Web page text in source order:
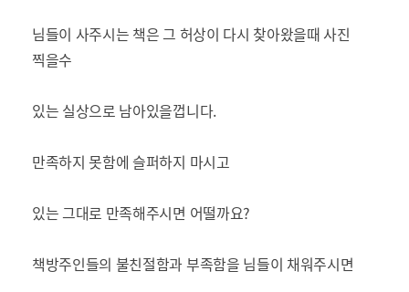
님들이 사주시는 책은 그 허상이 다시 찾아왔을때 사진
찍을수
있는 실상으로 남아있을껍니다.
만족하지 못함에 슬퍼하지 마시고
있는 그대로 만족해주시면 어떨까요?
책방주인들의 불친절함과 부족함을 님들이 채워주시면